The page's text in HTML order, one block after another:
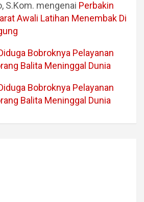
S.Kom. mengenai Perbakin
Awali Latihan Menembak Di
Bobroknya Pelayanan
Balita Meninggal Dunia
Bobroknya Pelayanan
Balita Meninggal Dunia